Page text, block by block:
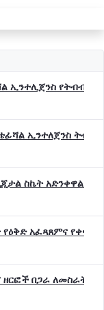
ኢንተሊጀንስ የትብብር
ኢንተለጀንስ
ስኬት አድንቀዋል
አፈጻጸምና
በጋራ ለመስራት